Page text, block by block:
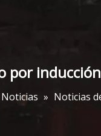
» Noticias